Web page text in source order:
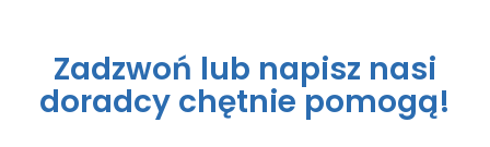
Zadzwoń lub napisz nasi
doradcy chętnie pomogą!